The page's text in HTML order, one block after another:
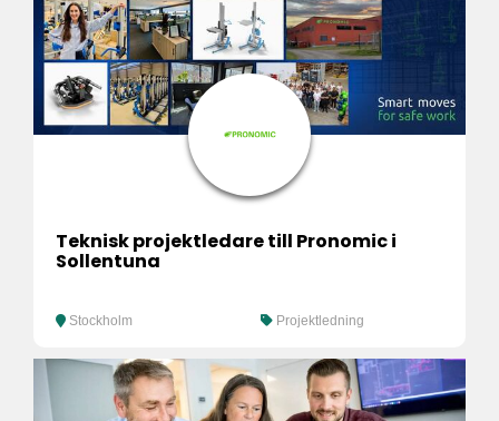
Teknisk projektledare till Pronomic i
Sollentuna
Stockholm Projektledning